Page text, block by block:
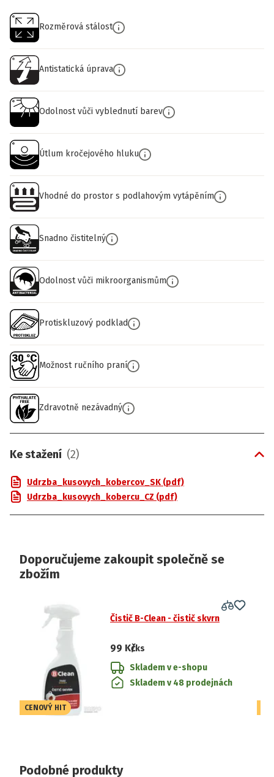
Rozměrová stálost
Antistatická úprava
Odolnost vůči vyblednutí barev
Útlum kročejového hluku
Vhodné do prostor s podlahovým vytápěním
Snadno čistitelný
Odolnost vůči mikroorganismům
Protiskluzový podklad
Možnost ručního praní
Zdravotně nezávadný
Ke stažení (2)
Udrzba_kusovych_kobercov_SK (pdf)
Udrzba_kusovych_kobercu_CZ (pdf)
Doporučujeme zakoupit společně se
zbožím
CENOVÝ HIT
Čistič B-Clean - čistič skvrn
99 Kč/ks
Skladem v e-shopu
Skladem v 48 prodejnách
Podobné produkty